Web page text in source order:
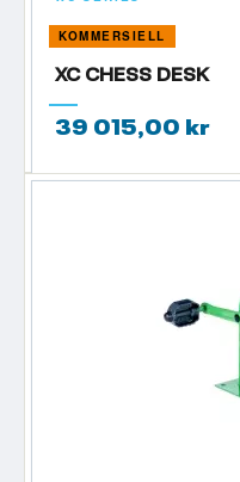
KOMMERSIELL
XC CHESS DESK
39 015,00 kr